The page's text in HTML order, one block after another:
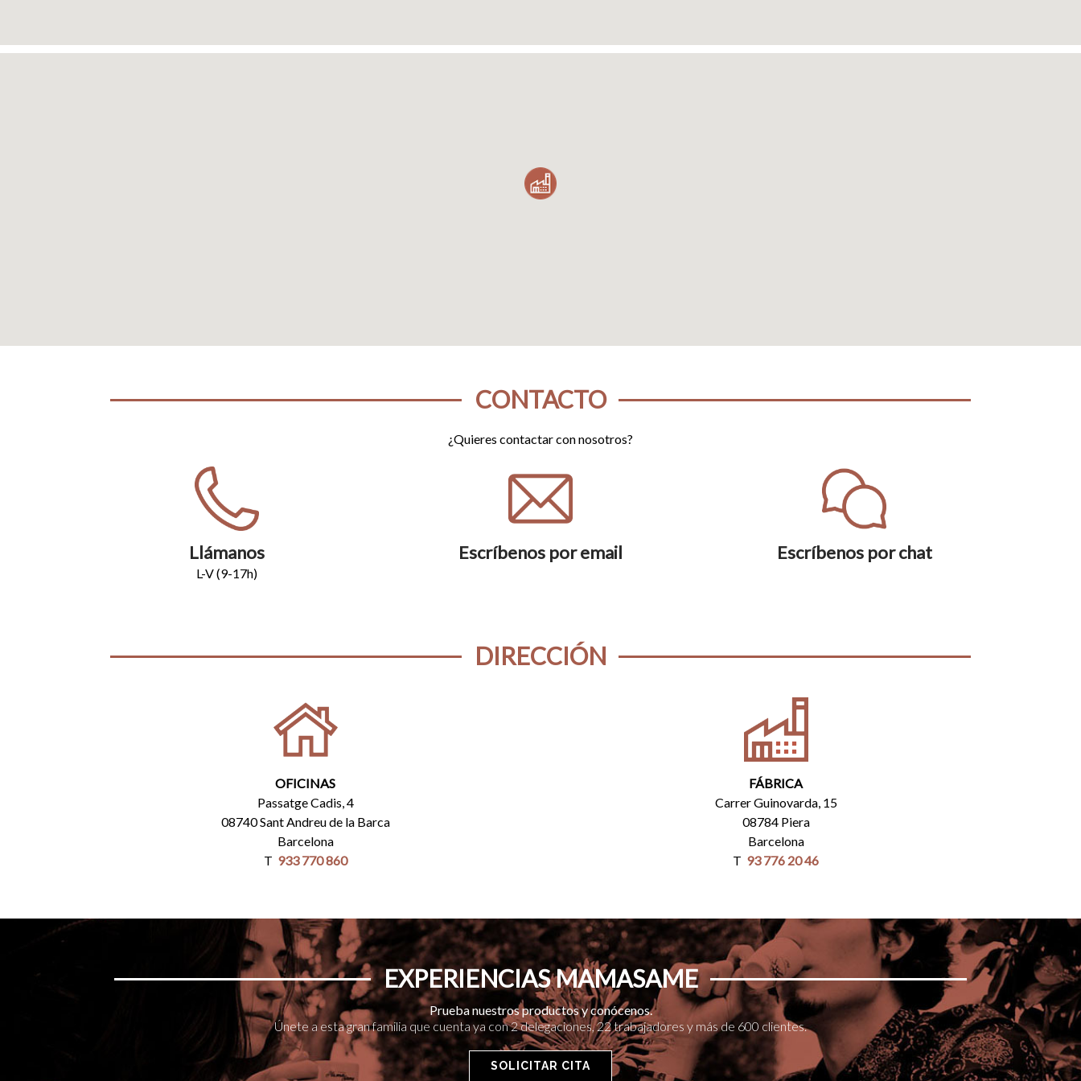
CONTACTO
¿Quieres contactar con nosotros?
Llámanos
L-V (9-17h)
Escríbenos por email Escríbenos por chat
DIRECCIÓN
OFICINAS
Passatge Cadis, 4
08740 Sant Andreu de la Barca
Barcelona
T 933 770 860
FÁBRICA
Carrer Guinovarda, 15
08784 Piera
Barcelona
T 93 776 20 46
EXPERIENCIAS MAMASAME
Prueba nuestros productos y conócenos.
Únete a esta gran familia que cuenta ya con 2 delegaciones, 22 trabajadores y más de 600 clientes.
SOLICITAR CITA